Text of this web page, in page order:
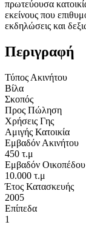
πρωτεύουσα
εκείνους που
εκδηλώσεις και
Περιγραφή
Τύπος Ακινήτου
Βίλα
Σκοπός
Προς Πώληση
Χρήσεις Γης
Αμιγής Κατοικία
Εμβαδόν Ακινήτου
450 τ.μ
Εμβαδόν Οικοπέδου
10.000 τ.μ
Έτος Κατασκευής
2005
Επίπεδα
1